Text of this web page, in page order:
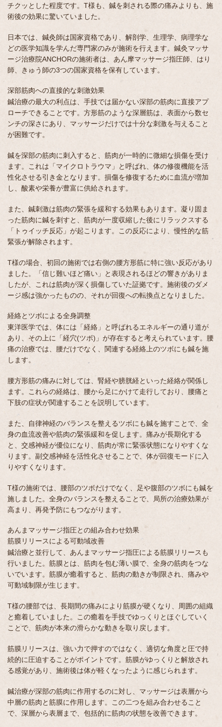
チクッとした程度です。T様も、鍼を刺される際の痛みよりも、施
術後の効果に驚いていました。
日本では、鍼灸師は国家資格であり、解剖学、生理学、病理学な
どの医学知識を学んだ専門家のみが施術を行えます。鍼灸マッサ
ージ治療院ANCHORの施術者は、あん摩マッサージ指圧師、はり
師、きゅう師の3つの国家資格を保有しています。
深部筋肉への直接的な刺激効果
鍼治療の最大の利点は、手技では届かない深部の筋肉に直接アプ
ローチできることです。方形筋のような深層筋は、表面から数セ
ンチの深さにあり、マッサージだけでは十分な刺激を与えること
が困難です。
鍼を深部の筋肉に刺入すると、筋肉が一時的に微細な損傷を受け
ます。これは「マイクロトラウマ」と呼ばれ、体の修復機能を活
性化させる引き金となります。損傷を修復するために血流が増加
し、酸素や栄養が豊富に供給されます。
また、鍼刺激は筋肉の緊張を緩和する効果もあります。凝り固ま
った筋肉に鍼を刺すと、筋肉が一度収縮した後にリラックスする
「トゥイッチ反応」が起こります。この反応により、慢性的な筋
緊張が解除されます。
T様の場合、初回の施術では右側の腰方形筋に特に強い反応があり
ました。「信じ難いほど痛い」と表現されるほどの響きがありま
したが、これは筋肉が深く損傷していた証拠です。施術後のダメ
ージ感は強かったものの、それが回復への転換点となりました。
経絡とツボによる全身調整
東洋医学では、体には「経絡」と呼ばれるエネルギーの通り道が
あり、その上に「経穴(ツボ)」が存在すると考えられています。腰
痛の治療では、腰だけでなく、関連する経絡上のツボにも鍼を施
します。
腰方形筋の痛みに対しては、腎経や膀胱経といった経絡が関係し
ます。これらの経絡は、腰から足にかけて走行しており、腰痛と
下肢の症状が関連することを説明しています。
また、自律神経のバランスを整えるツボにも鍼を施すことで、全
身の血流改善や筋肉の緊張緩和を促します。痛みが長期化する
と、交感神経が優位になり、筋肉が常に緊張状態になりやすくな
ります。副交感神経を活性化させることで、体が回復モードに入
りやすくなります。
T様の施術では、腰部のツボだけでなく、足や腹部のツボにも鍼を
施しました。全身のバランスを整えることで、局所の治療効果が
高まり、再発予防にもつながります。
あんまマッサージ指圧との組み合わせ効果
筋膜リリースによる可動域改善
鍼治療と並行して、あんまマッサージ指圧による筋膜リリースも
行いました。筋膜とは、筋肉を包む薄い膜で、全身の筋肉をつな
いでいます。筋膜が癒着すると、筋肉の動きが制限され、痛みや
可動域制限が生じます。
T様の腰部では、長期間の痛みにより筋膜が硬くなり、周囲の組織
と癒着していました。この癒着を手技でゆっくりとほぐしていく
ことで、筋肉が本来の滑らかな動きを取り戻します。
筋膜リリースは、強い力で押すのではなく、適切な角度と圧で持
続的に圧迫することがポイントです。筋膜がゆっくりと解放され
る感覚があり、施術後は体が軽くなったように感じられます。
鍼治療が深部の筋肉に作用するのに対し、マッサージは表層から
中層の筋肉と筋膜に作用します。この二つを組み合わせること
で、深層から表層まで、包括的に筋肉の状態を改善できます。